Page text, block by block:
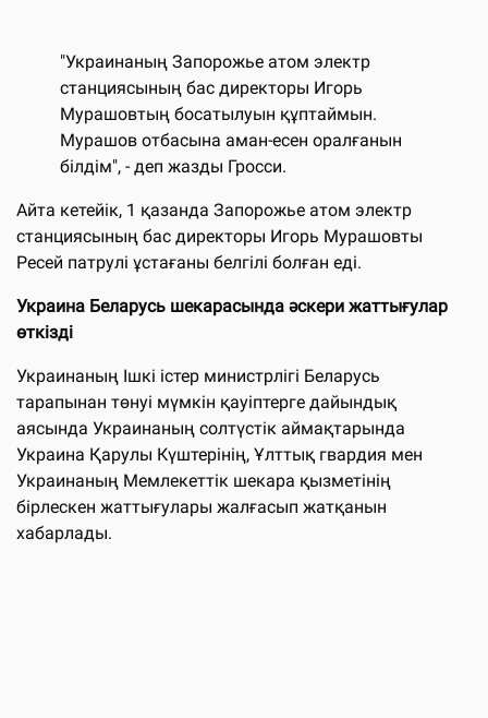
"Украинаның Запорожье атом электр
станциясының бас директоры Игорь
Мурашовтың босатылуын құптаймын.
Мурашов отбасына аман-есен оралғанын
білдім", - деп жазды Гросси.
Айта кетейік, 1 қазанда Запорожье атом электр
станциясының бас директоры Игорь Мурашовты
Ресей патрулі ұстағаны белгілі болған еді.
Украина Беларусь шекарасында әскери жаттығулар
өткізді
Украинаның Ішкі істер министрлігі Беларусь
тарапынан төнуі мүмкін қауіптерге дайындық
аясында Украинаның солтүстік аймақтарында
Украина Қарулы Күштерінің, Ұлттық гвардия мен
Украинаның Мемлекеттік шекара қызметінің
бірлескен жаттығулары жалғасып жатқанын
хабарлады.